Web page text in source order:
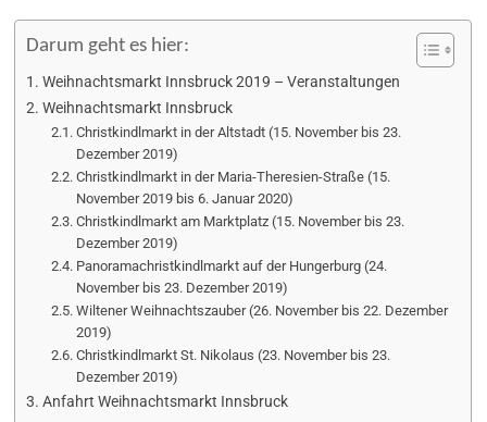
Darum geht es hier:
Weihnachtsmarkt Innsbruck 2019 – Veranstaltungen
Weihnachtsmarkt Innsbruck
Christkindlmarkt in der Altstadt (15. November bis 23.
Dezember 2019)
Christkindlmarkt in der Maria-Theresien-Straße (15.
November 2019 bis 6. Januar 2020)
Christkindlmarkt am Marktplatz (15. November bis 23.
Dezember 2019)
Panoramachristkindlmarkt auf der Hungerburg (24.
November bis 23. Dezember 2019)
Wiltener Weihnachtszauber (26. November bis 22. Dezember
2019)
Christkindlmarkt St. Nikolaus (23. November bis 23.
Dezember 2019)
Anfahrt Weihnachtsmarkt Innsbruck